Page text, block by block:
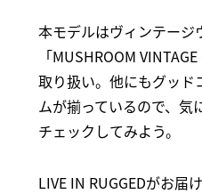
本モデルはヴィンテージ
「MUSHROOM
取り扱い。他にもグッド
ムが揃っているので、気
チェックしてみよう。
LIVE IN RUGGEDがお届